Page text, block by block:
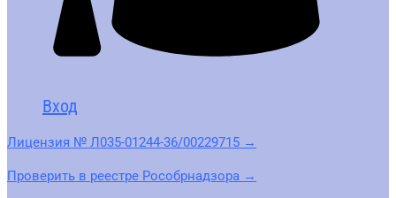
Вход
Лицензия № Л035-01244-36/00229715 →
Проверить в реестре Рособрнадзора →